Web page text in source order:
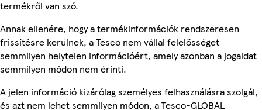
termékről van szó.
Annak ellenére, hogy a termékinformációk rendszeresen
frissítésre kerülnek, a Tesco nem vállal felelősséget
semmilyen helytelen információért, amely azonban a jogaidat
semmilyen módon nem érinti.
A jelen információ kizárólag személyes felhasználásra szolgál,
és azt nem lehet semmilyen módon, a Tesco-GLOBAL